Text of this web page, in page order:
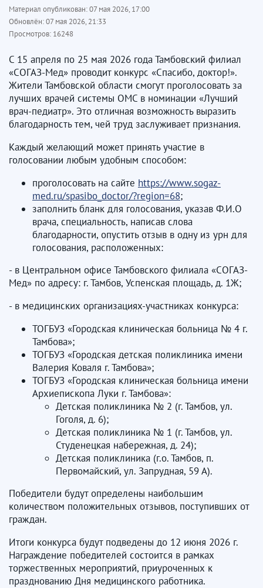
Материал опубликован:07 мая 2026, 17:00
Обновлён:07 мая 2026, 21:33
Просмотров: 16248
С 15 апреля по 25 мая 2026 года Тамбовский филиал
«СОГАЗ-Мед» проводит конкурс «Спасибо, доктор!».
Жители Тамбовской области смогут проголосовать за
лучших врачей системы ОМС в номинации «Лучший
врач-педиатр». Это отличная возможность выразить
благодарность тем, чей труд заслуживает признания.
Каждый желающий может принять участие в
голосовании любым удобным способом:
проголосовать на сайте https://www.sogaz-
med.ru/spasibo_doctor/?region=68;
заполнить бланк для голосования, указав Ф.И.О
врача, специальность, написав слова
благодарности, опустить отзыв в одну из урн для
голосования, расположенных:
- в Центральном офисе Тамбовского филиала «СОГАЗ-
Мед» по адресу: г. Тамбов, Успенская площадь, д. 1Ж;
- в медицинских организациях-участниках конкурса:
ТОГБУЗ «Городская клиническая больница № 4 г.
Тамбова»;
ТОГБУЗ «Городская детская поликлиника имени
Валерия Коваля г. Тамбова»;
ТОГБУЗ «Городская клиническая больница имени
Архиепископа Луки г. Тамбова»:
Детская поликлиника № 2 (г. Тамбов, ул.
Гоголя, д. 6);
Детская поликлиника № 1 (г. Тамбов, ул.
Студенецкая набережная, д. 24);
Детская поликлиника (г.о. Тамбов, п.
Первомайский, ул. Запрудная, 59 А).
Победители будут определены наибольшим
количеством положительных отзывов, поступивших от
граждан.
Итоги конкурса будут подведены до 12 июня 2026 г.
Награждение победителей состоится в рамках
торжественных мероприятий, приуроченных к
празднованию Дня медицинского работника.